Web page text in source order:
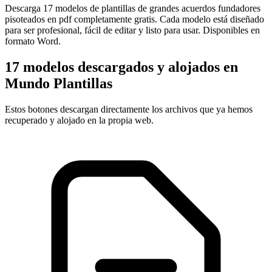
Descarga 17 modelos de plantillas de grandes acuerdos fundadores
pisoteados en pdf completamente gratis. Cada modelo está diseñado
para ser profesional, fácil de editar y listo para usar. Disponibles en
formato Word.
17 modelos descargados y alojados en
Mundo Plantillas
Estos botones descargan directamente los archivos que ya hemos
recuperado y alojado en la propia web.